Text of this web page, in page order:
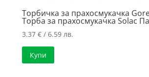
Торбичка за прахосмукачка
Торба за прахосмукачка Solac
3.37 €/ 6.59 лв.
Купи